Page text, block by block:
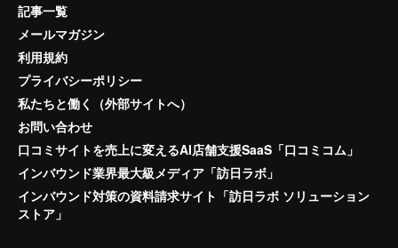
記事一覧
メールマガジン
利用規約
プライバシーポリシー
私たちと働く（外部サイトへ）
お問い合わせ
口コミサイトを売上に変えるAI店舗支援SaaS「口コミコム」
インバウンド業界最大級メディア「訪日ラボ」
インバウンド対策の資料請求サイト「訪日ラボ ソリューション
ストア」